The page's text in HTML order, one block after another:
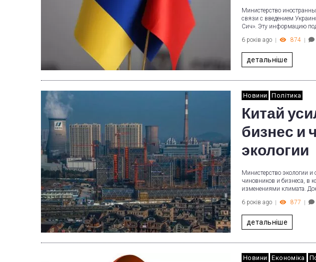
Министерство
связи с введением
Сич». Эту информацию
6 років ago
874
детальніше
Новини Політика
Китай
бизнес и
экологии
Министерство экологии
чиновников и бизнеса, в
изменениями климата.
6 років ago
877
детальніше
Новини Економіка